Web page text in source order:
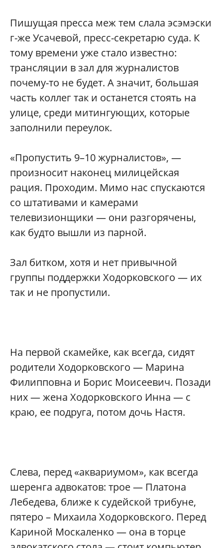
Пишущая пресса меж тем слала эсэмэски
г-же Усачевой, пресс-секретарю суда. К
тому времени уже стало известно:
трансляции в зал для журналистов
почему-то не будет. А значит, большая
часть коллег так и останется стоять на
улице, среди митингующих, которые
заполнили переулок.
«Пропустить 9–10 журналистов», —
произносит наконец милицейская
рация. Проходим. Мимо нас спускаются
со штативами и камерами
телевизионщики — они разгорячены,
как будто вышли из парной.
Зал битком, хотя и нет привычной
группы поддержки Ходорковского — их
так и не пропустили.
На первой скамейке, как всегда, сидят
родители Ходорковского — Марина
Филипповна и Борис Моисеевич. Позади
них — жена Ходорковского Инна — с
краю, ее подруга, потом дочь Настя.
Слева, перед «аквариумом», как всегда
шеренга адвокатов: трое — Платона
Лебедева, ближе к судейской трибуне,
пятеро – Михаила Ходорковского. Перед
Кариной Москаленко — она в торце